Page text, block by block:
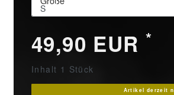
49,90 EUR *
Inhalt 1 Stück
Artikel derzeit